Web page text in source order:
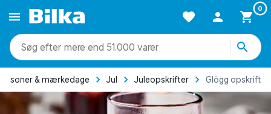
0
mere end 51.000 varer
& mærkedage Jul Juleopskrifter Glögg opskrift